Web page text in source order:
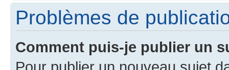
Problèmes de
Comment puis-je publier un
Pour publier un nouveau sujet